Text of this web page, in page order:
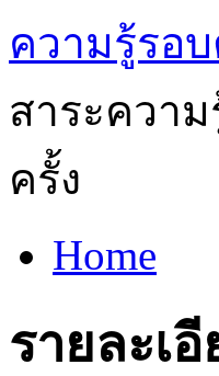
ความรู้รอ
สาระควา
ครั้ง
Home
รายละเ